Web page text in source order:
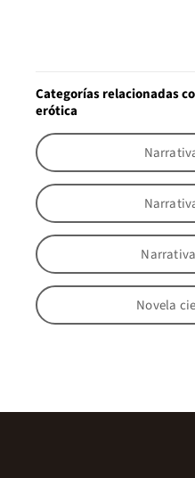
Categorías relacionadas
erótica
Novela